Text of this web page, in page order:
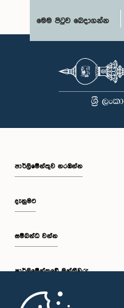
මෙම පිටුව බෙදාගන්න
පාර්ලි‌මේන්තුව නරඹන්න
දැනුමට
සම්බන්ධ වන්න
පාර්ලි‌මේන්තුවේ මන්ත්‍රීවරු
මුල් පිටුව